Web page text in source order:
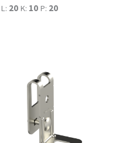
L: 20 K: 10 P: 20